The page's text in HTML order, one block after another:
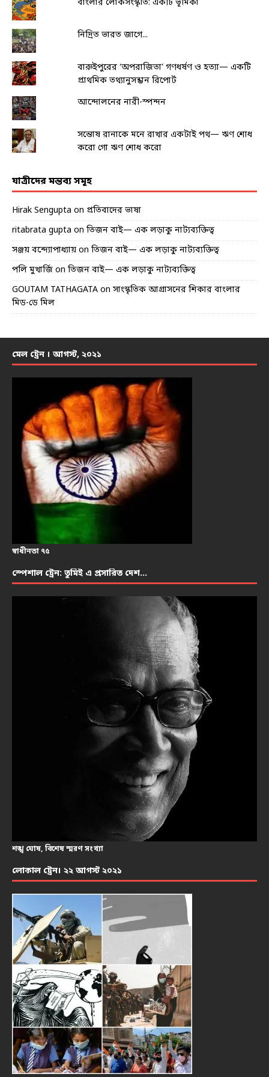
বাংলার লোকসংস্কৃতি: একটি ভূমিকা
নিদ্রিত ভারত জাগে...
বারুইপুরের ‘অপরাজিতা’ গণধর্ষণ ও হত্যা— একটি
প্রাথমিক তথ্যানুসন্ধান রিপোর্ট
আন্দোলনের নারী-স্পন্দন
সন্তোষ রানাকে মনে রাখার একটাই পথ— ঋণ শোধ
করো গো ঋণ শোধ করো
যাত্রীদের মন্তব্য সমূহ
Hirak Sengupta on প্রতিবাদের ভাষা
ritabrata gupta on তিজন বাই— এক লড়াকু নাট্যব্যক্তিত্ব
সঞ্জয় বন্দ্যোপাধ্যায় on তিজন বাই— এক লড়াকু নাট্যব্যক্তিত্ব
পলি মুখার্জি on তিজন বাই— এক লড়াকু নাট্যব্যক্তিত্ব
GOUTAM TATHAGATA on সাংস্কৃতিক আগ্রাসনের শিকার বাংলার
মিড-ডে মিল
মেল ট্রেন । আগস্ট, ২০২১
স্বাধীনতা ৭৫
স্পেশাল ট্রেন: তুমিই এ প্রসারিত দেশ…
শঙ্খ ঘোষ, বিশেষ স্মরণ সংখ্যা
লোকাল ট্রেন। ২২ আগস্ট ২০২১